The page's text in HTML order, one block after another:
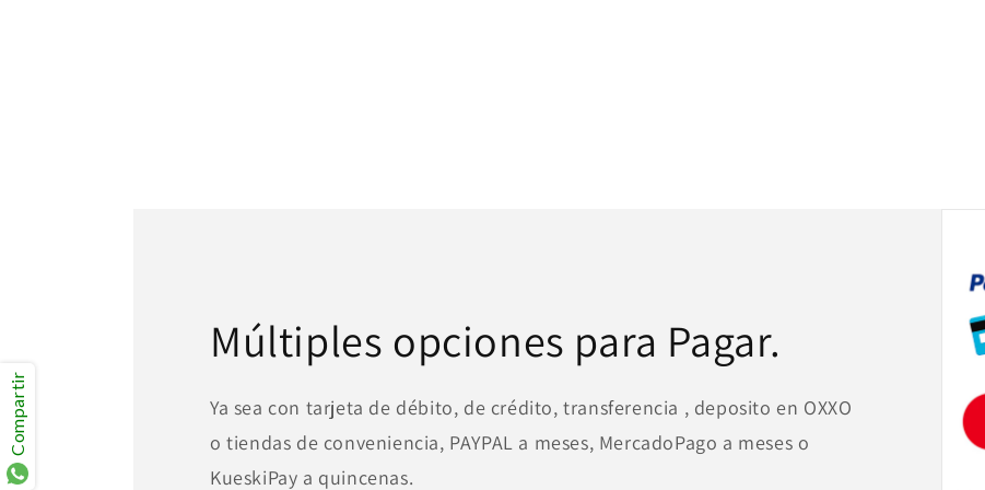
Múltiples opciones para Pagar.
Ya sea con tarjeta de débito, de crédito, transferencia , deposito en OXXO
o tiendas de conveniencia, PAYPAL a meses, MercadoPago a meses o
KueskiPay a quincenas.
Compartir